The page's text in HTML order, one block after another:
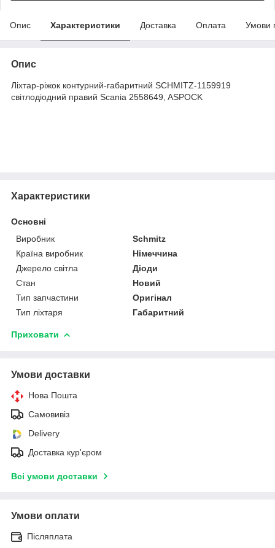
Опис Характеристики Доставка Оплата Умови
Опис
Ліхтар-ріжок контурний-габаритний SCHMITZ-1159919
світлодіодний правий Scania 2558649, ASPOCK
Характеристики
Основні
Виробник
Schmitz
Країна виробник
Німеччина
Джерело світла
Діоди
Стан
Новий
Тип запчастини
Оригінал
Тип ліхтаря
Габаритний
Приховати
Умови доставки
Нова Пошта
Самовивіз
Delivery
Доставка кур'єром
Всі умови доставки
Умови оплати
Післяплата